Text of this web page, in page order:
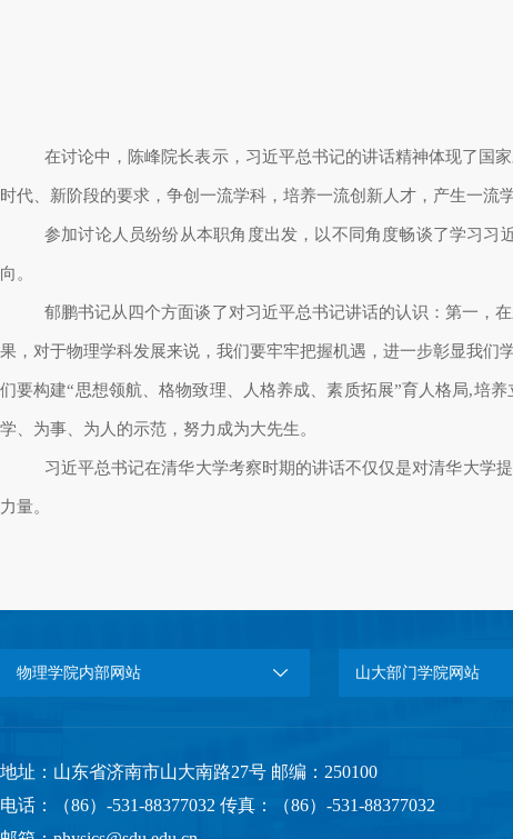
在讨论中，陈峰院长表示，习近平总书记的讲话精神体现了国
时代、新阶段的要求，争创一流学科，培养一流创新人才，产生一流学
参加讨论人员纷纷从本职角度出发，以不同角度畅谈了学习
向。
郁鹏书记从四个方面谈了对习近平总书记讲话的认识：第一，
果，对于物理学科发展来说，我们要牢牢把握机遇，进一步彰显我
们要构建“思想领航、格物致理、人格养成、素质拓展”育人格局,培
学、为事、为人的示范，努力成为大先生。
习近平总书记在清华大学考察时期的讲话不仅仅是对清华大学
力量。
物理学院内部网站 山大部门学院网站
地址：山东省济南市山大南路27号 邮编：250100
电话：（86）-531-88377032 传真：（86）-531-88377032